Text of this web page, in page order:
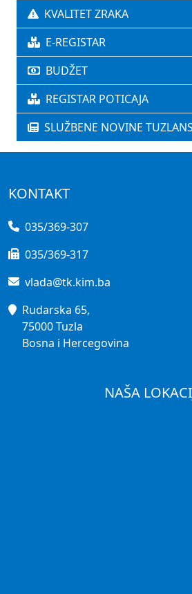
KVALITET ZRAKA
E-REGISTAR
BUDŽET
REGISTAR POTICAJA
SLUŽBENE NOVINE
KONTAKT
035/369-307
035/369-317
vlada@tk.kim.ba
Rudarska 65,
75000 Tuzla
Bosna i Hercegovina
NAŠA